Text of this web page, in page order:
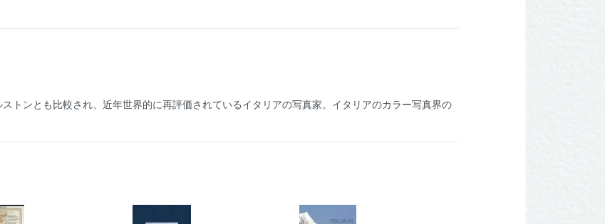
トンとも比較され、近年世界的に再評価されているイタリアの写真家。イタリアのカラー写真界の